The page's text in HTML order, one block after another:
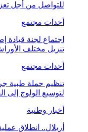
للتواصل من أجل
أحداث مجتمع
اجتماع لجنة قيادة
تنزيل مختلف
أحداث مجتمع
لتوسيع الولوج إلى
أخبار وطنية